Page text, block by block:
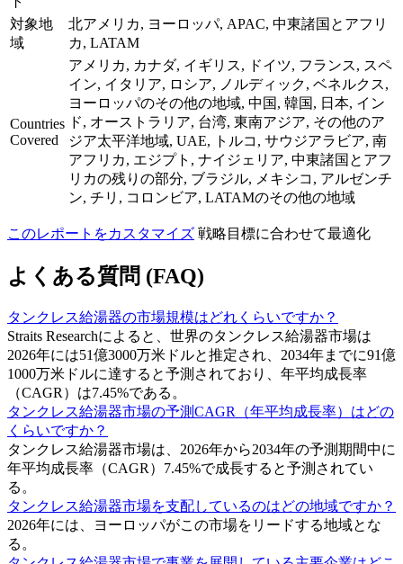
対象地
域
北アメリカ, ヨーロッパ, APAC, 中東諸国とアフリ
カ, LATAM
Countries
Covered
アメリカ, カナダ, イギリス, ドイツ, フランス, スペ
イン, イタリア, ロシア, ノルディック, ベネルクス,
ヨーロッパのその他の地域, 中国, 韓国, 日本, イン
ド, オーストラリア, 台湾, 東南アジア, その他のア
ジア太平洋地域, UAE, トルコ, サウジアラビア, 南
アフリカ, エジプト, ナイジェリア, 中東諸国とアフ
リカの残りの部分, ブラジル, メキシコ, アルゼンチ
ン, チリ, コロンビア, LATAMのその他の地域
このレポートをカスタマイズ 戦略目標に合わせて最適化
よくある質問 (FAQ)
タンクレス給湯器の市場規模はどれくらいですか？
Straits Researchによると、世界のタンクレス給湯器市場は
2026年には51億3000万米ドルと推定され、2034年までに91億
1000万米ドルに達すると予測されており、年平均成長率
（CAGR）は7.45%である。
タンクレス給湯器市場の予測CAGR（年平均成長率）はどの
くらいですか？
タンクレス給湯器市場は、2026年から2034年の予測期間中に
年平均成長率（CAGR）7.45%で成長すると予測されてい
る。
タンクレス給湯器市場を支配しているのはどの地域ですか？
2026年には、ヨーロッパがこの市場をリードする地域とな
る。